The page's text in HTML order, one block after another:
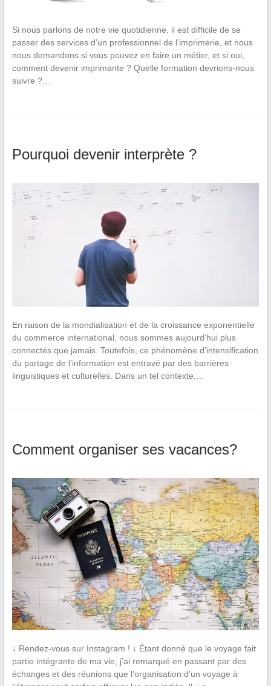
Si nous parlons de notre vie quotidienne, il est difficile de se
passer des services d’un professionnel de l’imprimerie, et nous
nous demandons si vous pouvez en faire un métier, et si oui,
comment devenir imprimante ? Quelle formation devrions-nous
suivre ?…
Pourquoi devenir interprète ?
En raison de la mondialisation et de la croissance exponentielle
du commerce international, nous sommes aujourd’hui plus
connectés que jamais. Toutefois, ce phénomène d’intensification
du partage de l’information est entravé par des barrières
linguistiques et culturelles. Dans un tel contexte,…
Comment organiser ses vacances?
↓ Rendez-vous sur Instagram ! ↓ Étant donné que le voyage fait
partie intégrante de ma vie, j’ai remarqué en passant par des
échanges et des réunions que l’organisation d’un voyage à